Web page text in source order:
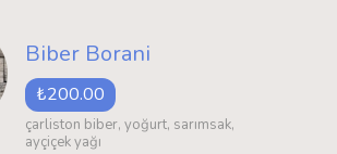
Biber Borani
₺200.00
çarliston biber, yoğurt, sarımsak,
ayçiçek yağı